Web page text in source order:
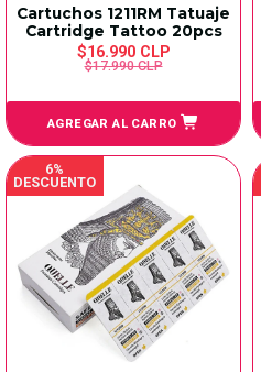
Cartuchos 1211RM Tatuaje
Cartridge Tattoo 20pcs
$16.990 CLP
$17.990 CLP
AGREGAR AL CARRO
6%
DESCUENTO